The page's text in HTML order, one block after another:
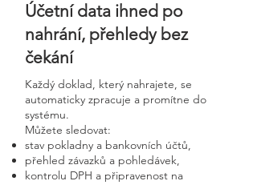
Účetní data ihned po
nahrání, přehledy bez
čekání
Každý doklad, který nahrajete, se
automaticky zpracuje a promítne do
systému.
Můžete sledovat:
stav pokladny a bankovních účtů,
přehled závazků a pohledávek,
kontrolu DPH a připravenost na